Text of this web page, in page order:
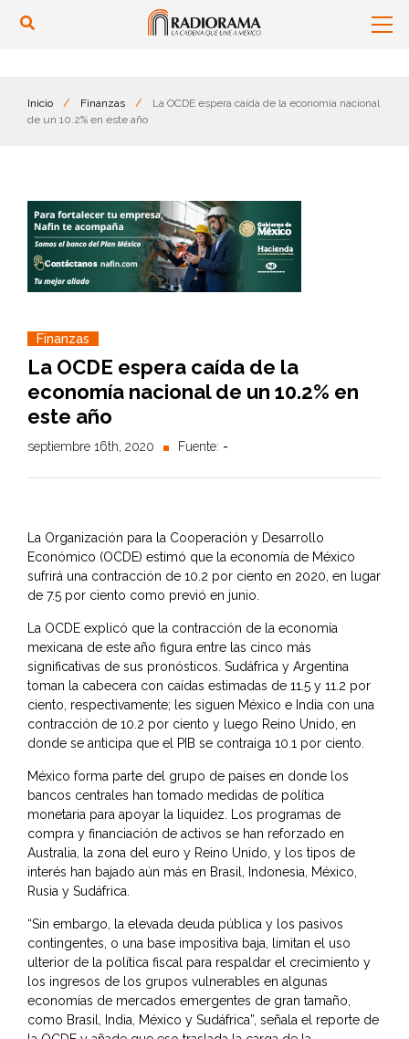
Inicio / Finanzas /
La OCDE espera caída de la economía nacional
de un 10.2% en este año
Finanzas
La OCDE espera caída de la
economía nacional de un 10.2% en
este año
septiembre 16th, 2020 Fuente: -
La Organización para la Cooperación y Desarrollo
Económico (OCDE) estimó que la economía de México
sufrirá una contracción de 10.2 por ciento en 2020, en lugar
de 7.5 por ciento como previó en junio.
La OCDE explicó que la contracción de la economía
mexicana de este año figura entre las cinco más
significativas de sus pronósticos. Sudáfrica y Argentina
toman la cabecera con caídas estimadas de 11.5 y 11.2 por
ciento, respectivamente; les siguen México e India con una
contracción de 10.2 por ciento y luego Reino Unido, en
donde se anticipa que el PIB se contraiga 10.1 por ciento.
México forma parte del grupo de países en donde los
bancos centrales han tomado medidas de política
monetaria para apoyar la liquidez. Los programas de
compra y financiación de activos se han reforzado en
Australia, la zona del euro y Reino Unido, y los tipos de
interés han bajado aún más en Brasil, Indonesia, México,
Rusia y Sudáfrica.
“Sin embargo, la elevada deuda pública y los pasivos
contingentes, o una base impositiva baja, limitan el uso
ulterior de la política fiscal para respaldar el crecimiento y
los ingresos de los grupos vulnerables en algunas
economías de mercados emergentes de gran tamaño,
como Brasil, India, México y Sudáfrica”, señala el reporte de